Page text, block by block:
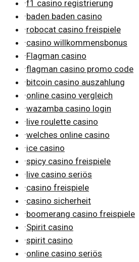
·f1 casino registrierung
·baden baden casino
·robocat casino freispiele
·casino willkommensbonus
·Flagman casino
·flagman casino promo code
·bitcoin casino auszahlung
·online casino vergleich
·wazamba casino login
·live roulette casino
·welches online casino
·ice casino
·spicy casino freispiele
·live casino seriös
·casino freispiele
·casino sicherheit
·boomerang casino freispiele
·Spirit casino
·spirit casino
·online casino seriös